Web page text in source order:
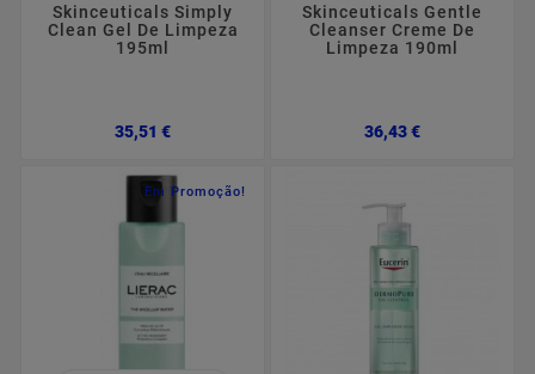
Skinceuticals Simply
Clean Gel De Limpeza
195ml
35,51 €Preço
Skinceuticals Gentle
Cleanser Creme De
Limpeza 190ml
36,43 €Preço
Em Promoção!